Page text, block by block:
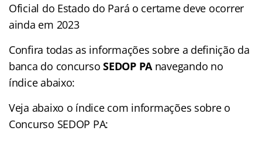
Oficial do Estado do Pará o certame deve ocorrer
ainda em 2023
Confira todas as informações sobre a definição da
banca do concursoSEDOP PA navegando no
índice abaixo:
Veja abaixo o índicecom informações sobre o
Concurso SEDOP PA: